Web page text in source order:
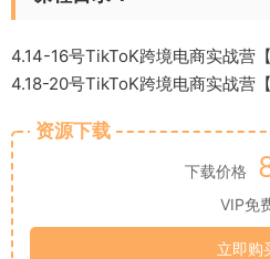
4.14-16号TikToK跨境电商实战营
4.18-20号TikToK跨境电商实战营
资源下载
下载价格
VIP免
立即购